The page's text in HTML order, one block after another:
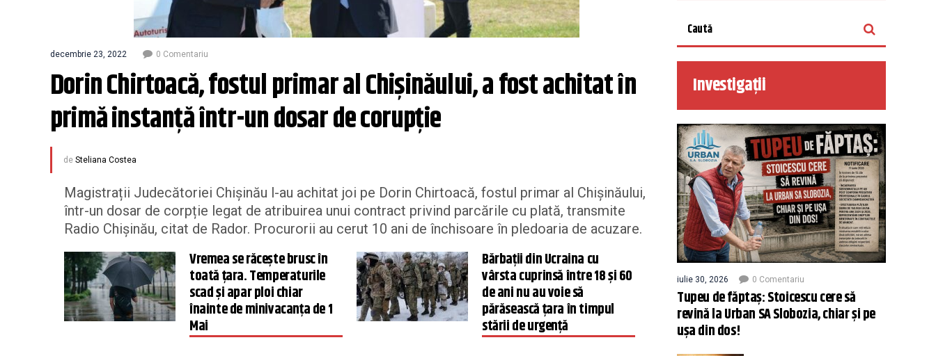
decembrie 23, 2022 0 Comentariu
Dorin Chirtoacă, fostul primar al Chișinăului, a fost achitat în
primă instanță într-un dosar de corupție
de Steliana Costea
Magistrații Judecătoriei Chișinău l-au achitat joi pe Dorin Chirtoacă, fostul primar al Chișinăului,
într-un dosar de corpție legat de atribuirea unui contract privind parcările cu plată, transmite
Radio Chișinău, citat de Rador. Procurorii au cerut 10 ani de închisoare în pledoaria de acuzare.
Vremea se răcește brusc în
toată țara. Temperaturile
scad și apar ploi chiar
înainte de minivacanța de 1
Mai
Bărbații din Ucraina cu
vârsta cuprinsă între 18 și 60
de ani nu au voie să
părăsească țara în timpul
stării de urgență
Investigații
iulie 30, 2026 0 Comentariu
Tupeu de făptaș: Stoicescu cere să
revină la Urban SA Slobozia, chiar și pe
ușa din dos!